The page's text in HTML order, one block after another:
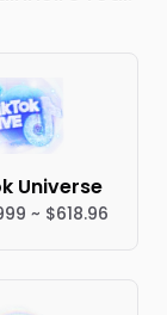
Universe
~ $618.96